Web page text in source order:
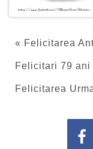
« Felicitarea
Felicitari 79 ani
Felicitarea